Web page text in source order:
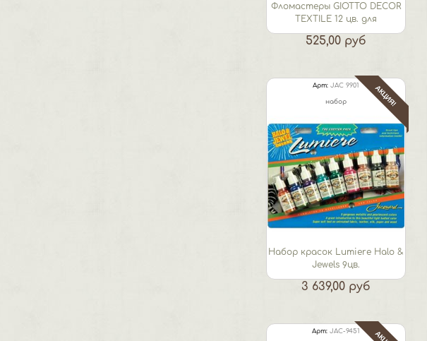
Фломастеры GIOTTO DECOR
TEXTILE 12 цв. для
декорирования...
525,00 руб
Арт: JAC 9901
набор
Набор красок Lumiere Halo &
Jewels 9цв.
АКЦИЯ!
3 639,00 руб
Арт: JAC-9451